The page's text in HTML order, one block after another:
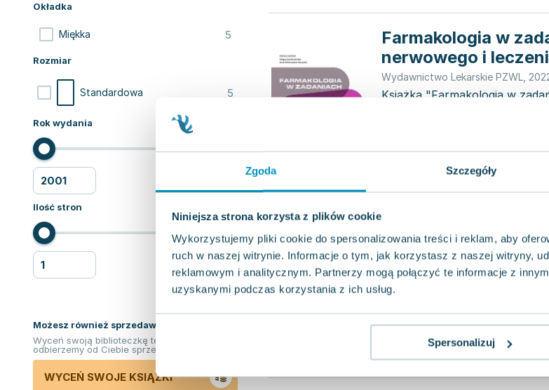
Zgoda Szczegóły
Niniejsza strona korzysta z plików cookie
Wykorzystujemy pliki cookie do spersonalizowania treści i reklam, aby
ruch w naszej witrynie. Informacje o tym, jak korzystasz z naszej witryny,
reklamowym i analitycznym. Partnerzy mogą połączyć te informacje z
uzyskanymi podczas korzystania z ich usług.
Spersonalizuj
Okładka
Miękka 5
Rozmiar
Standardowa 5
Rok wydania
Ilość stron
Możesz również sprzedawać ksiązki!
Wyceń swoją biblioteczkę teraz. Odkupimy i
odbierzemy od Ciebie sprzedane książki.
WYCEŃ SWOJE KSIĄŻKI
Farmakologia w
nerwowego i
Wydawnictwo Lekarskie PZWL
Książka "Farmakologia w
Miękka Pakujemy 10.08
autonomicznego i
Wydawnictwo Lekarskie PZWL,2021
Książka "Farmakologia w
i krążenia", opracowana pod
0.0
Pakujemy 10.08
Nowa